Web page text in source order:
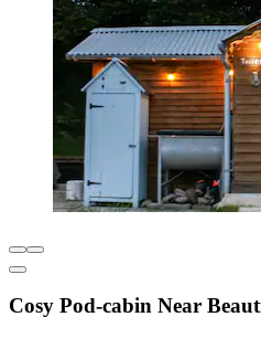
Cosy Pod-cabin Near